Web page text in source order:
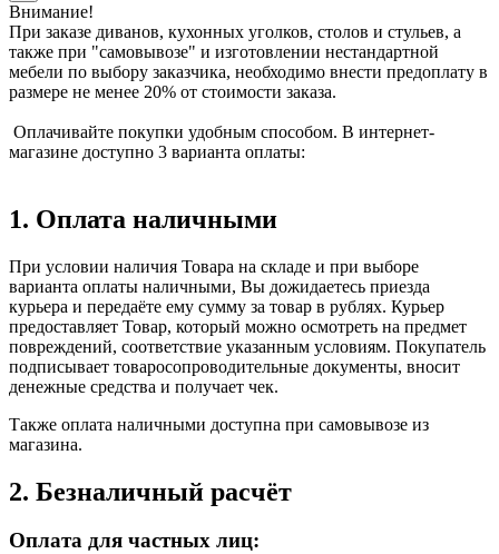
Внимание!
При заказе диванов, кухонных уголков, столов и стульев, а
также при "самовывозе" и изготовлении нестандартной
мебели по выбору заказчика, необходимо внести предоплату в
размере не менее 20% от стоимости заказа.
Оплачивайте покупки удобным способом. В интернет-
магазине доступно 3 варианта оплаты:
1. Оплата наличными
При условии наличия Товара на складе и при выборе
варианта оплаты наличными, Вы дожидаетесь приезда
курьера и передаёте ему сумму за товар в рублях. Курьер
предоставляет Товар, который можно осмотреть на предмет
повреждений, соответствие указанным условиям. Покупатель
подписывает товаросопроводительные документы, вносит
денежные средства и получает чек.
Также оплата наличными доступна при самовывозе из
магазина.
2. Безналичный расчёт
Оплата для частных лиц: